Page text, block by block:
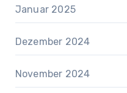
Januar 2025
Dezember 2024
November 2024